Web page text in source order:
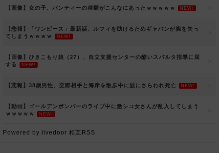
【画像】女の子、パンティーの種類がこんなにあったｗｗｗｗｗ NEW!
【悲報】「ワンピース」最新話、ルフィを助けるためギャバンが腕を失っ
てしまうｗｗｗｗ
NEW!
【画像】ひきこもり娘（27）、自立支援センターの酷いスパルタ指導に屈
する
NEW!
【悲報】38歳男性、交際相手と海岸を散歩中に波にさらわれ死亡 NEW!
【動画】ゴールデンボンバーのライブ中に激シコ女さんが乱入してしまう
ｗｗｗｗｗ
NEW!
Powered by livedoor 相互RSS